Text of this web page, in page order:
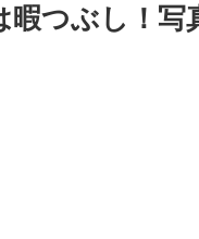
つぶし！写